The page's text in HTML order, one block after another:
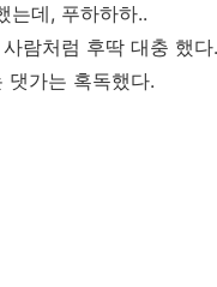
는데, 푸하하하..
람처럼 후딱 대충 했다.
댓가는 혹독했다.